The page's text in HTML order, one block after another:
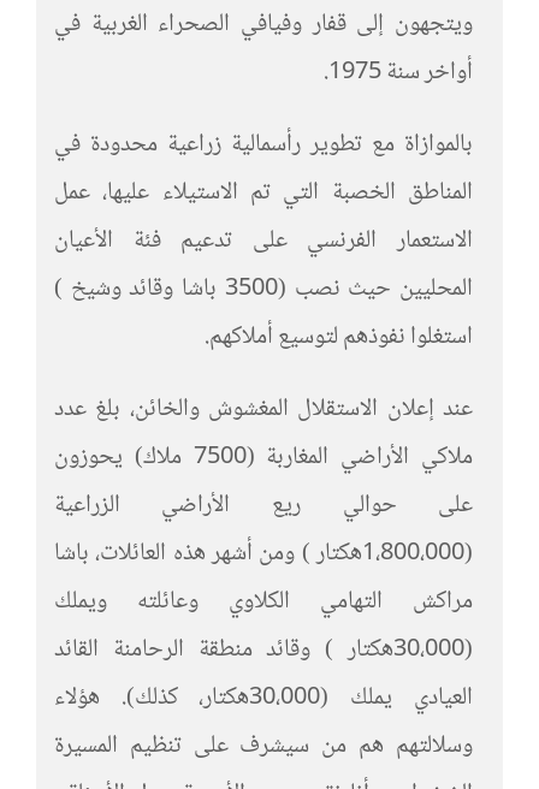
ويتجهون إلى قفار وفيافي الصحراء الغربية في
أواخر سنة 1975.
بالموازاة مع تطوير رأسمالية زراعية محدودة في
المناطق الخصبة التي تم الاستيلاء عليها، عمل
الاستعمار الفرنسي على تدعيم فئة الأعيان
المحليين حيث نصب (3500 باشا وقائد وشيخ )
استغلوا نفوذهم لتوسيع أملاكهم.
عند إعلان الاستقلال المغشوش والخائن، بلغ عدد
ملاكي الأراضي المغاربة (7500 ملاك) يحوزون
على حوالي ريع الأراضي الزراعية
(1،800،000هكتار ) ومن أشهر هذه العائلات، باشا
مراكش التهامي الكلاوي وعائلته ويملك
(30،000هكتار ) وقائد منطقة الرحامنة القائد
العيادي يملك (30،000هكتار، كذلك). هؤلاء
وسلالتهم هم من سيشرف على تنظيم المسيرة